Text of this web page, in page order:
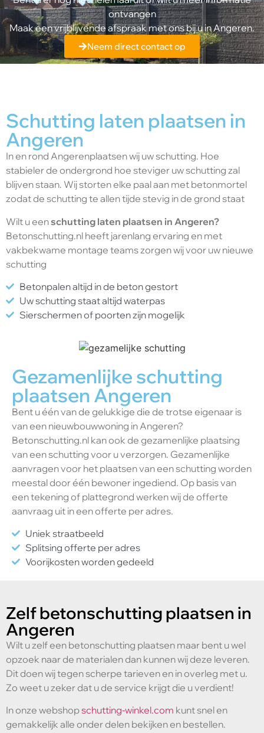
ontvangen
Maak een vrijblijvende afspraak met ons bij u in Angeren.
Neem direct contact op
Schutting laten plaatsen in
Angeren
In en rond Angerenplaatsen wij uw schutting. Hoe
stabieler de ondergrond hoe steviger uw schutting zal
blijven staan. Wij storten elke paal aan met betonmortel
zodat de schutting te allen tijde stevig in de grond staat
Wilt u eenschutting laten plaatsen in Angeren?
Betonschutting.nl heeft jarenlang ervaring en met
vakbekwame montage teams zorgen wij voor uw nieuwe
schutting
Betonpalen altijd in de beton gestort
Uw schutting staat altijd waterpas
Sierschermen of poorten zijn mogelijk
Gezamenlijke schutting
plaatsen Angeren
Bent u één van de gelukkige die de trotse eigenaar is
van een nieuwbouwwoning in Angeren?
Betonschutting.nl kan ook de gezamenlijke plaatsing
van een schutting voor u verzorgen. Gezamenlijke
aanvragen voor het plaatsen van een schutting worden
meestal door één bewoner ingediend. Op basis van
een tekening of plattegrond werken wij de offerte
aanvraag uit in een offerte per adres.
Uniek straatbeeld
Splitsing offerte per adres
Voorijkosten worden gedeeld
Zelf betonschutting plaatsen in
Angeren
Wilt u zelf een betonschutting plaatsen maar bent u wel
opzoek naar de materialen dan kunnen wij deze leveren.
Dit doen wij tegen scherpe tarieven en in overleg met u.
Zo weet u zeker dat u de service krijgt die u verdient!
In onze webshopschutting-winkel.com kunt snel en
gemakkelijk alle onder delen bekijken en bestellen.